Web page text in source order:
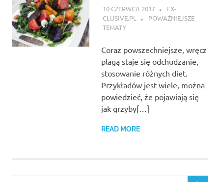
10 CZERWCA 2017
EX-
CLUSIVE.PL
POWAŻNIEJSZE
TEMATY
Coraz powszechniejsze, wręcz
plagą staje się odchudzanie,
stosowanie różnych diet.
Przykładów jest wiele, można
powiedzieć, że pojawiają się
jak grzyby[…]
READ MORE